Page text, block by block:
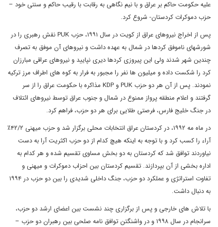
علیه حکومت حاکم بر عراق و با نیم نگاهی به رقابت با رقیب حاکم و سنتی خود –
حزب دموکرات کردستان- شروع کرد.
پس از اخراج نیروهای عراق از کویت در سال ۱۹۹۱، حزب PUK نقش رهبری را در
شورشهای ناموفق کردها در شمال به عهده داشت و نیروهای آن موفق به تصرف
چندین شهر شدند ولی این پیروزی کردها دیری نپایید و نیروهای عراقی مبارزان
کرد را شکست داده و میلیون ها نفر را مجبور به فرار به کوه های اطراف مرز ترکیه
نمودند. پس از آن هر دو حزب PUK و KDP مذاکره با حکومت عراق را از سر
گرفتند و اعلام منطقه پرواز ممنوع در شمال و جنوب عراق توسط نیروهای ائتلاف
در جنگ خلیج فارس، فرصتی طلایی برای هر دو حزب، فراهم کرد.
در ماه مه ۱۹۹۲، در کردستان عراق انتخابات محلی برگزار شد و حزب میهنی ۴۲/۲٪
آراء را کسب کرد و با توجه به اینکه هیچ کدام از دو حزب اکثریت آرا به دست
نیاوردند توافق شد که کردستان به دو بخش مساوی تقسیم شده و هر کدام به
اداره بخشی از آن بپردازند. تقسیم کردستان بین احزاب دموکرات و میهنی و
تفاوت استراتژی و عملکرد دو حزب، جنگ داخلی شدیدی را بین دو حزب در ۱۹۹۴
به دنبال داشت.
با تلاش های خارجی و پس از برگزاری چند نشست بین اعضای ارشد دو حزب،
سرانجام در سال ۱۹۹۸ و در واشنگتن توافق نامه صلحی بین رهبران دو حزب –